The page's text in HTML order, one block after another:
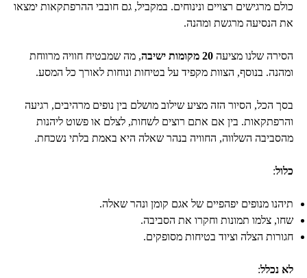
כולם מרגישים רצויים ונינוחים. במקביל, גם חובבי ההרפתקאות ימצאו
את הנסיעה מרגשת ומהנה.
הסירה שלנו מציעה 20 מקומות ישיבה
, מה שמבטיח חוויה מרווחת
ומהנה. בנוסף, הצוות מקפיד על בטיחות ונוחות לאורך כל המסע.
בסך הכל, הסיור הזה מציע שילוב מושלם בין נופים מרהיבים, רגיעה
והרפתקאות. בין אם אתם רוצים לשחות, לצלם או פשוט ליהנות
מהסביבה השלווה, החוויה בנהר שאלה היא באמת בלתי נשכחת.
כלול:
תיהנו מנופים יפהפיים של אגם קומן ונהר שאלה.
שחו, צלמו תמונות וחקרו את הסביבה.
חגורות הצלה וציוד בטיחות מסופקים.
לא נכלל: